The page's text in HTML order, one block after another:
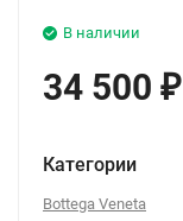
В наличии
34 500 ₽
Категории
Bottega Veneta